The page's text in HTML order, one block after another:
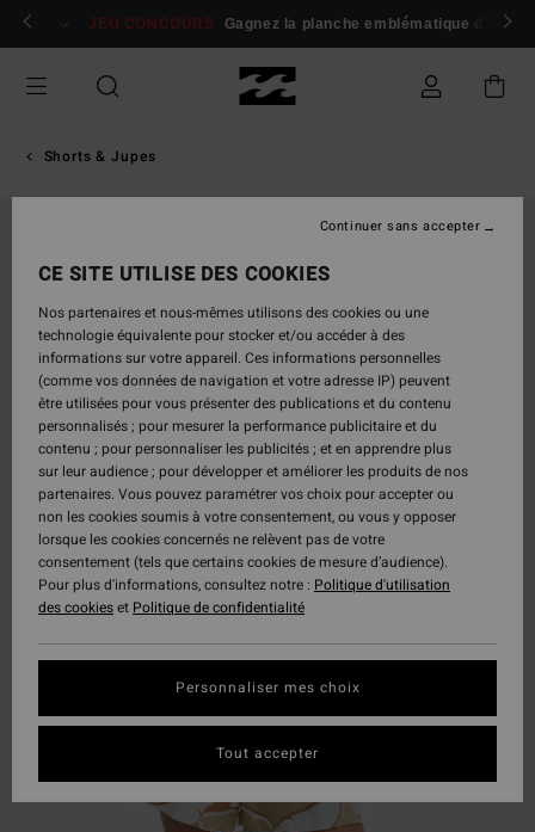
Passer
Se connecter / s'inscrire
JEU CONCOURS Gagnez la planche emblématique d'Andy
Shorts & Jupes
CE SITE UTILISE DES COOKIES
Nos partenaires et nous-mêmes utilisons des cookies ou une
technologie équivalente pour stocker et/ou accéder à des
informations sur votre appareil. Ces informations personnelles
(comme vos données de navigation et votre adresse IP) peuvent
être utilisées pour vous présenter des publications et du contenu
personnalisés ; pour mesurer la performance publicitaire et du
contenu ; pour personnaliser les publicités ; et en apprendre plus
sur leur audience ; pour développer et améliorer les produits de nos
partenaires. Vous pouvez paramétrer vos choix pour accepter ou
non les cookies soumis à votre consentement, ou vous y opposer
lorsque les cookies concernés ne relèvent pas de votre
consentement (tels que certains cookies de mesure d’audience).
Pour plus d'informations, consultez notre : Politique d'utilisation
des cookieset Politique de confidentialité
Personnaliser mes choix
Continuer sans accepter
Tout accepter